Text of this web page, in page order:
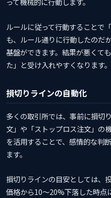
ルールに従って行動することで
も、ルール通りに行動したのだ
基盤ができます。結果が悪くて
た」と受け入れやすくなります。
損切りラインの自動化
多くの取引所では、事前に損切
文」や「ストップロス注文」の
を活用することで、感情的な判
ます。
損切りラインの目安としては、
価格から10〜20%下落した時点